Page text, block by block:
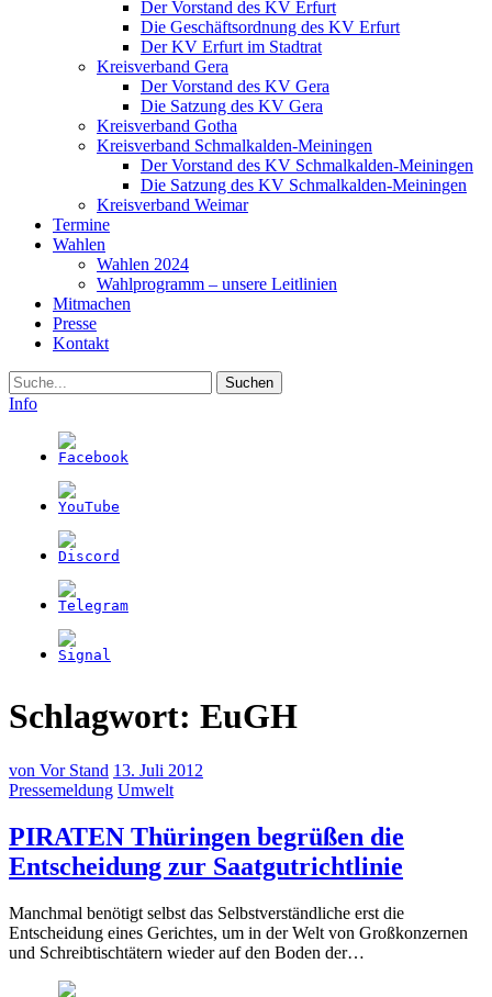
Der Vorstand des KV Erfurt
Die Geschäftsordnung des KV Erfurt
Der KV Erfurt im Stadtrat
Kreisverband Gera
Der Vorstand des KV Gera
Die Satzung des KV Gera
Kreisverband Gotha
Kreisverband Schmalkalden-Meiningen
Der Vorstand des KV Schmalkalden-Meiningen
Die Satzung des KV Schmalkalden-Meiningen
Kreisverband Weimar
Termine
Wahlen
Wahlen 2024
Wahlprogramm – unsere Leitlinien
Mitmachen
Presse
Kontakt
Suche
Info
Schlagwort: EuGH
von Vor Stand 13. Juli 2012
Pressemeldung Umwelt
PIRATEN Thüringen begrüßen die
Entscheidung zur Saatgutrichtlinie
2012)
Manchmal benötigt selbst das Selbstverständliche erst die
Entscheidung eines Gerichtes, um in der Welt von Großkonzernen
und Schreibtischtätern wieder auf den Boden der…